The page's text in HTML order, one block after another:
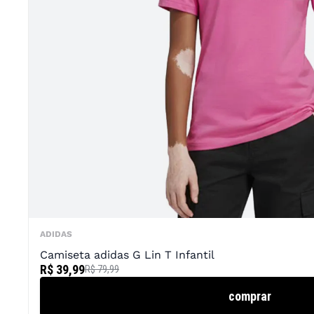
ADIDAS
Camiseta adidas G Lin T Infantil
R$ 39,99R$ 79,99
comprar